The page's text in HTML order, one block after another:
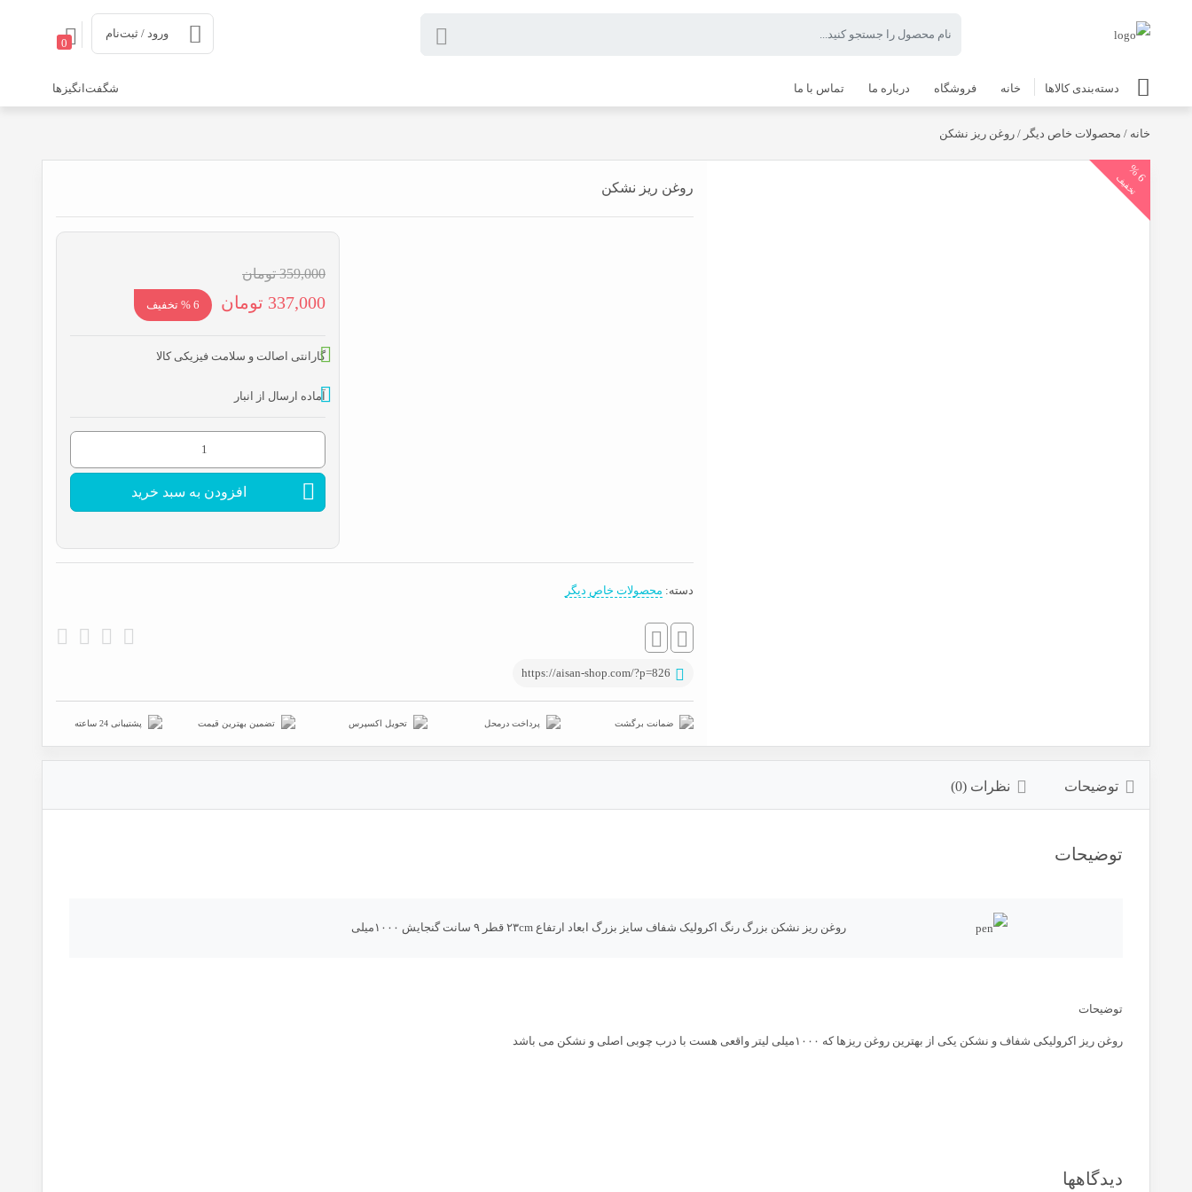
0
ورود / ثبت‌نام
دسته‌بندی کالاها خانه فروشگاه درباره ما تماس با ما شگفت‌انگیزها
خانه / محصولات خاص دیگر / روغن ریز نشکن
6
%تخفیف روغن ریز نشکن
359,000 تومان
قیمت
359,000 تومان
بود.
337,000 تومان 6 % تخفیف
گارانتی اصالت و سلامت فیزیکی کالا
آماده ارسال از انبار
ریز
نشکن
افزودن به سبد خرید
دسته: محصولات خاص دیگر
https://aisan-shop.com/?p=826
ضمانت برگشت پرداخت درمحل تحویل اکسپرس تضمین بهترین قیمت پشتیبانی 24 ساعته
توضیحات نظرات (0)
توضیحات
روغن ریز نشکن بزرگ رنگ اکرولیک شفاف سایز بزرگ ابعاد ارتفاع ۲۳cm قطر ۹ سانت گنجایش ۱۰۰۰میلی
توضیحات
روغن ریز اکرولیکی شفاف و نشکن یکی از بهترین روغن ریزها که ۱۰۰۰میلی لیتر واقعی هست با درب چوبی اصلی و نشکن می باشد
دیدگاهها